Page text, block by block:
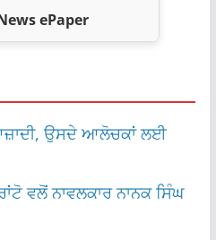
ePaper
ਉਸਦੇ ਆਲੋਚਕਾਂ ਲਈ
ਵਲੋਂ ਨਾਵਲਕਾਰ ਨਾਨਕ ਸਿੰਘ